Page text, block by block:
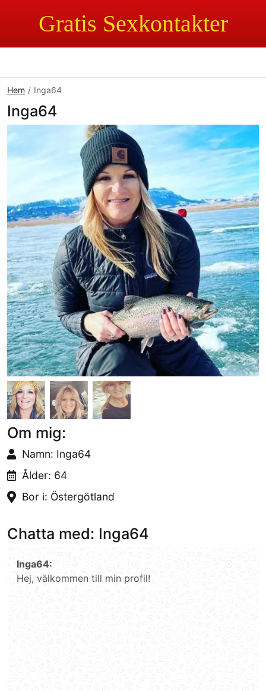
Gratis Sexkontakter
Hem Inga64
Inga64
Om mig:
Namn: Inga64
Ålder: 64
Bor i: Östergötland
Chatta med: Inga64
Inga64:
Hej, välkommen till min profil!